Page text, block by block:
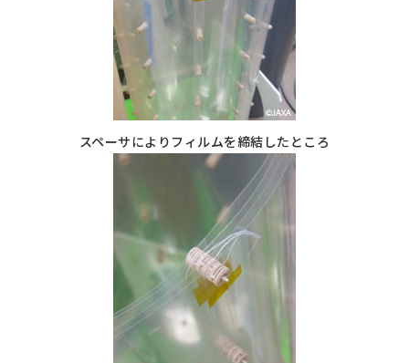
スペーサにより フィルムを締結したところ